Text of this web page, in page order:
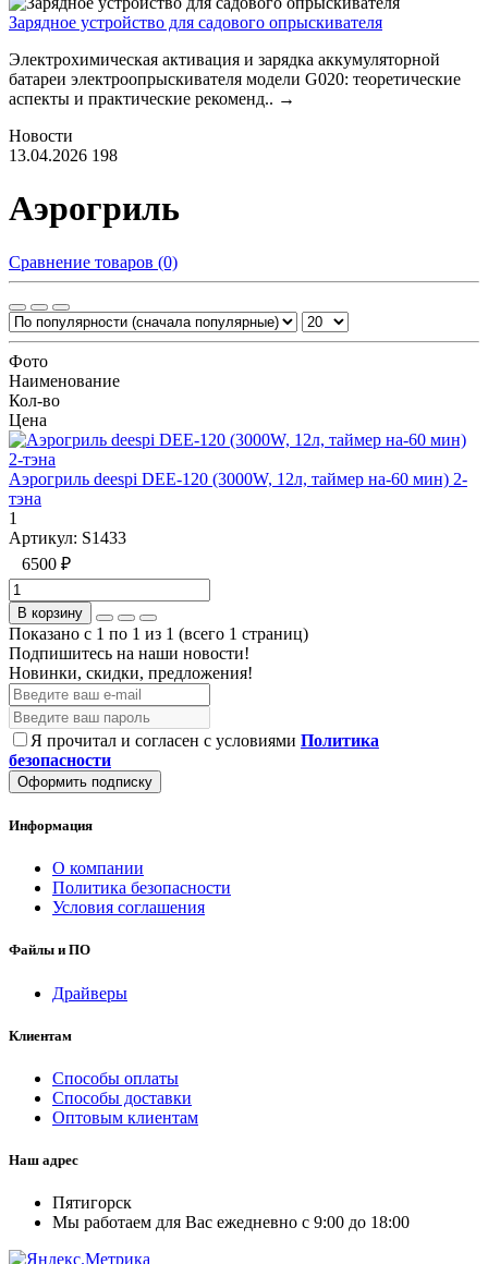
Зарядное устройство для садового опрыскивателя
Электрохимическая активация и зарядка аккумуляторной
батареи электроопрыскивателя модели G020: теоретические
аспекты и практические рекоменд.. →
Новости
13.04.2026 198
Аэрогриль
Сравнение товаров (0)
Фото
Наименование
Кол-во
Цена
Аэрогриль deespi DEE-120 (3000W, 12л, таймер на-60 мин) 2-
тэна
1
Артикул: S1433
6500 ₽
В корзину
Показано с 1 по 1 из 1 (всего 1 страниц)
Подпишитесь на наши новости!
Новинки, скидки, предложения!
Я прочитал и согласен с условиями Политика
безопасности
Оформить подписку
Информация
О компании
Политика безопасности
Условия соглашения
Файлы и ПО
Драйверы
Клиентам
Способы оплаты
Способы доставки
Оптовым клиентам
Наш адрес
Пятигорск
Мы работаем для Вас ежедневно с 9:00 до 18:00